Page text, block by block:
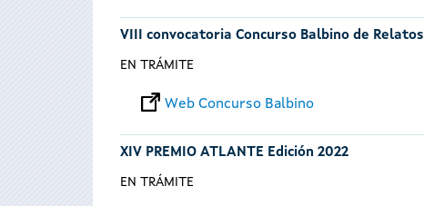
VIII convocatoria Concurso Balbino de Relatos
EN TRÁMITE
Web Concurso Balbino
XIV PREMIO ATLANTE Edición 2022
EN TRÁMITE